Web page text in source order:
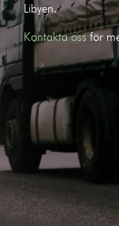
Libyen.
Kontakta oss för